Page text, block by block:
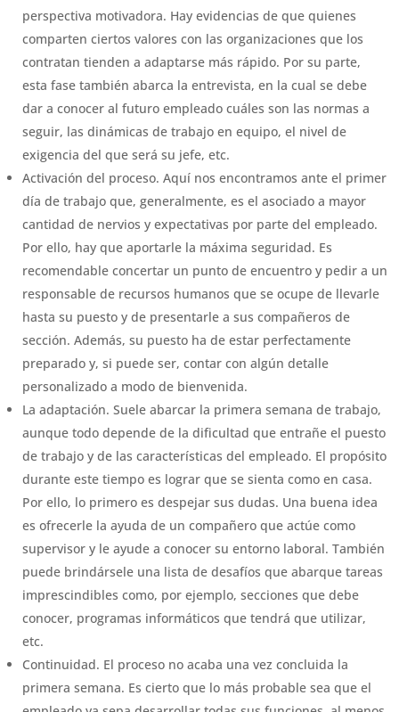
perspectiva motivadora. Hay evidencias de que quienes
comparten ciertos valores con las organizaciones que los
contratan tienden a adaptarse más rápido. Por su parte,
esta fase también abarca la entrevista, en la cual se debe
dar a conocer al futuro empleado cuáles son las normas a
seguir, las dinámicas de trabajo en equipo, el nivel de
exigencia del que será su jefe, etc.
Activación del proceso. Aquí nos encontramos ante el primer
día de trabajo que, generalmente, es el asociado a mayor
cantidad de nervios y expectativas por parte del empleado.
Por ello, hay que aportarle la máxima seguridad. Es
recomendable concertar un punto de encuentro y pedir a un
responsable de recursos humanos que se ocupe de llevarle
hasta su puesto y de presentarle a sus compañeros de
sección. Además, su puesto ha de estar perfectamente
preparado y, si puede ser, contar con algún detalle
personalizado a modo de bienvenida.
La adaptación. Suele abarcar la primera semana de trabajo,
aunque todo depende de la dificultad que entrañe el puesto
de trabajo y de las características del empleado. El propósito
durante este tiempo es lograr que se sienta como en casa.
Por ello, lo primero es despejar sus dudas. Una buena idea
es ofrecerle la ayuda de un compañero que actúe como
supervisor y le ayude a conocer su entorno laboral. También
puede brindársele una lista de desafíos que abarque tareas
imprescindibles como, por ejemplo, secciones que debe
conocer, programas informáticos que tendrá que utilizar,
etc.
Continuidad. El proceso no acaba una vez concluida la
primera semana. Es cierto que lo más probable sea que el